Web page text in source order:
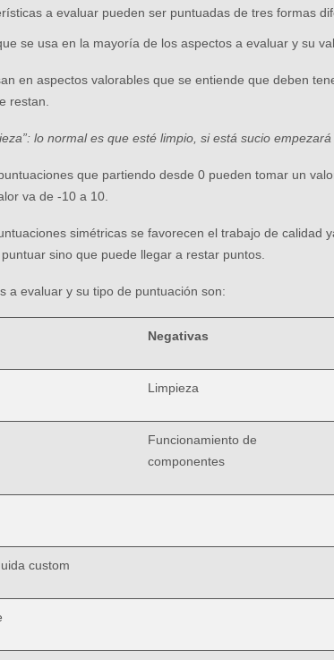
a evaluar pueden ser puntuadas de tres formas
se usa en la mayoría de los aspectos a evaluar y su
en aspectos valorables que se entiende que deben
restan.
lo normal es que esté limpio, si está sucio
que partiendo desde 0 pueden tomar un
va de -10 a 10.
simétricas se favorecen el trabajo de calidad
sino que puede llegar a restar puntos.
a evaluar y su tipo de puntuación son:
Negativas
Limpieza
Funcionamiento de
componentes
custom